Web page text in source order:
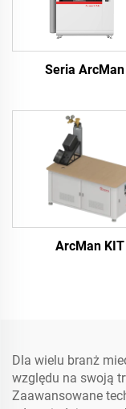
Seria ArcMan
ArcMan KIT
Dla wielu branż
względu na swoją
Zaawansowane